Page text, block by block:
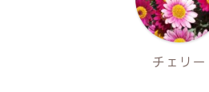
チェリー